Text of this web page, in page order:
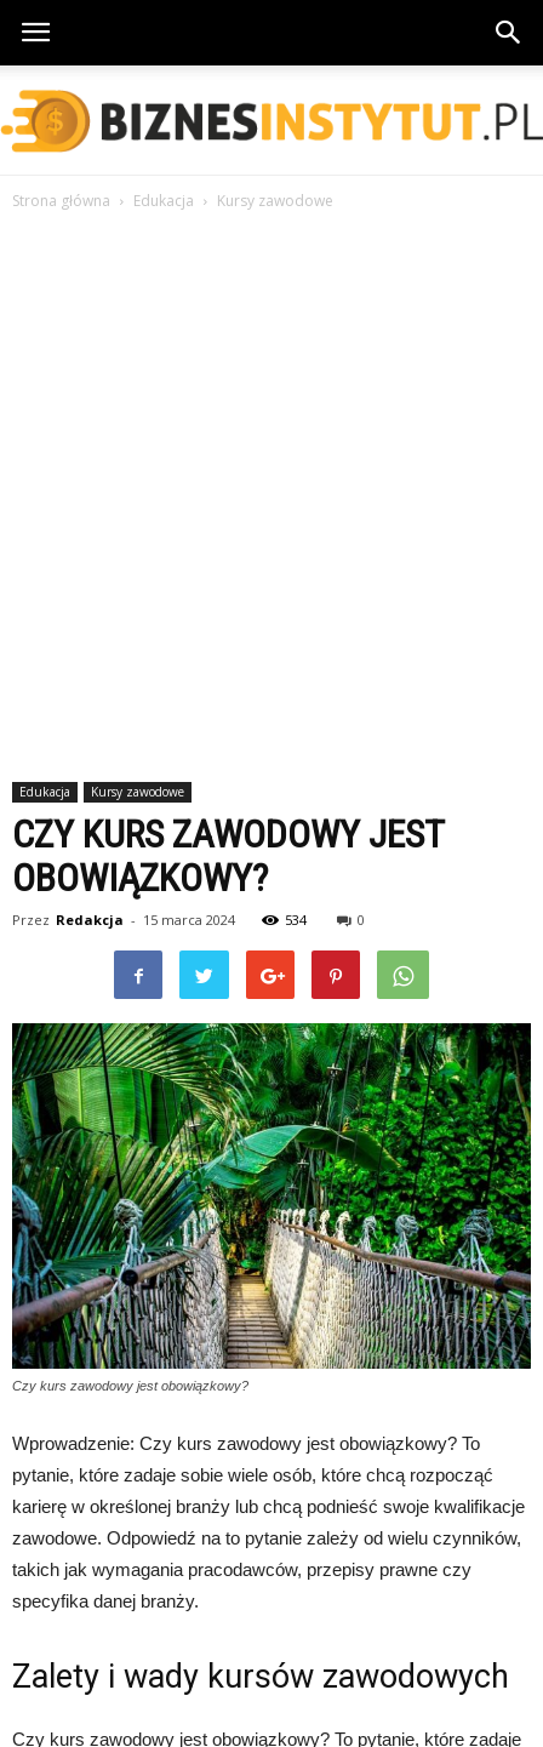
BiznesInstytut.pl
Strona główna Edukacja Kursy zawodowe
Edukacja Kursy zawodowe
CZY KURS ZAWODOWY JEST
OBOWIĄZKOWY?
Przez Redakcja - 15 marca 2024 534 0
Czy kurs zawodowy jest obowiązkowy?
Wprowadzenie: Czy kurs zawodowy jest obowiązkowy? To
pytanie, które zadaje sobie wiele osób, które chcą rozpocząć
karierę w określonej branży lub chcą podnieść swoje kwalifikacje
zawodowe. Odpowiedź na to pytanie zależy od wielu czynników,
takich jak wymagania pracodawców, przepisy prawne czy
specyfika danej branży.
Zalety i wady kursów zawodowych
Czy kurs zawodowy jest obowiązkowy? To pytanie, które zadaje